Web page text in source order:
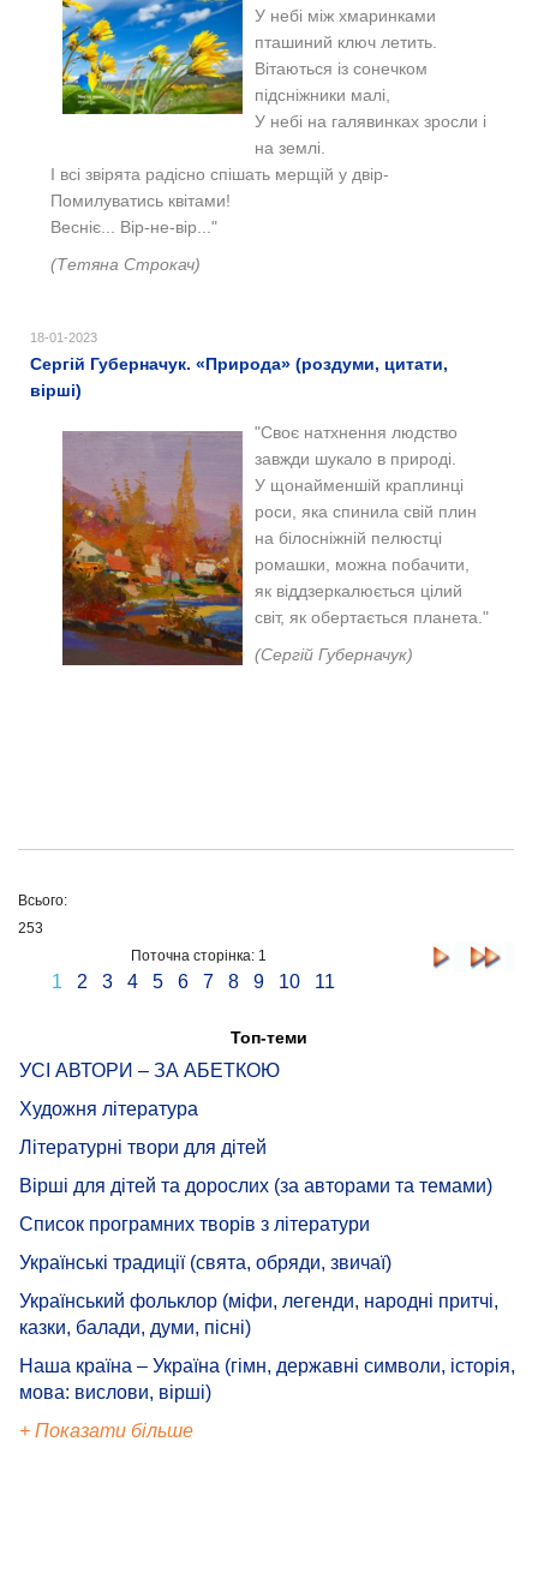
У небі між хмаринками
пташиний ключ летить.
Вітаються із сонечком
підсніжники малі,
У небі на галявинках зросли і
на землі.
І всі звірята радісно спішать мерщій у двір-
Помилуватись квітами!
Весніє... Вір-не-вір..."
(Тетяна Строкач)
18-01-2023
Сергій Губерначук. «Природа» (роздуми, цитати,
вірші)
"Своє натхнення людство
завжди шукало в природі.
У щонайменшій краплинці
роси, яка спинила свій плин
на білосніжній пелюстці
ромашки, можна побачити,
як віддзеркалюється цілий
світ, як обертається планета."
(Сергій Губерначук)
Всього:
253
Поточна сторінка: 1
1 2 3 4 5 6 7 8 9 10 11
Топ-теми
УСІ АВТОРИ – ЗА АБЕТКОЮ
Художня література
Літературні твори для дітей
Вірші для дітей та дорослих (за авторами та темами)
Список програмних творів з літератури
Українські традиції (свята, обряди, звичаї)
Український фольклор (міфи, легенди, народні притчі,
казки, балади, думи, пісні)
Наша країна – Україна (гімн, державні символи, історія,
мова: вислови, вірші)
+ Показати більше